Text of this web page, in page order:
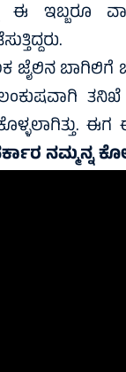
ಈ ಇಬ್ಬರೂ
ಬಾಗಿಲಿಗೆ
ನಮ್ಮನ್ನ